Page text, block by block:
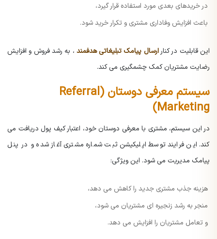
در خریدهای بعدی مورد استفاده قرار گیرد،
باعث افزایش وفاداری مشتری و تکرار خرید شود.
این قابلیت در کنارارسال پیامک تبلیغاتی هدفمند ، به رشد فروش و افزایش
رضایت مشتریان کمک چشمگیری می کند.
سیستم معرفی دوستان (Referral
Marketing)
در این سیستم، مشتری با معرفی دوستان خود، اعتبار کیف پول دریافت می
کند. این فرایند توسط اپلیکیشن ثبت شماره مشتری آغاز شده و در پنل
پیامک مدیریت می شود. این ویژگی:
هزینه جذب مشتری جدید را کاهش می دهد،
منجر به رشد زنجیره ای مشتریان می شود،
و تعامل مشتریان را افزایش می دهد.